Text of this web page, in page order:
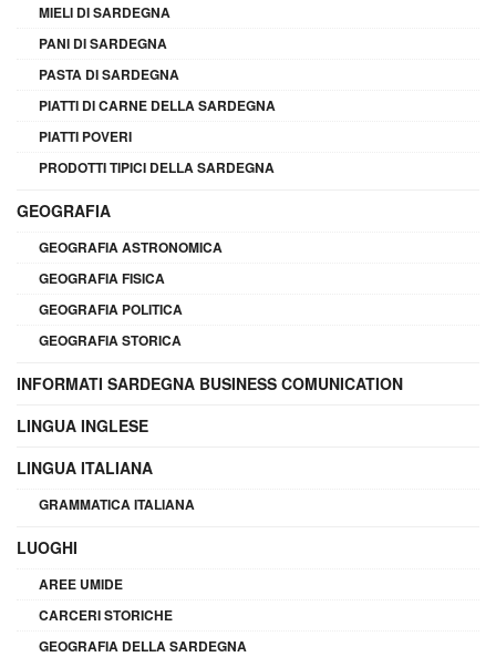
MIELI DI SARDEGNA
PANI DI SARDEGNA
PASTA DI SARDEGNA
PIATTI DI CARNE DELLA SARDEGNA
PIATTI POVERI
PRODOTTI TIPICI DELLA SARDEGNA
GEOGRAFIA
GEOGRAFIA ASTRONOMICA
GEOGRAFIA FISICA
GEOGRAFIA POLITICA
GEOGRAFIA STORICA
INFORMATI SARDEGNA BUSINESS COMUNICATION
LINGUA INGLESE
LINGUA ITALIANA
GRAMMATICA ITALIANA
LUOGHI
AREE UMIDE
CARCERI STORICHE
GEOGRAFIA DELLA SARDEGNA